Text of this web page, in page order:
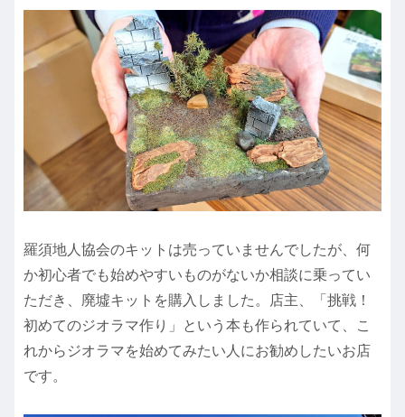
羅須地人協会のキットは売っていませんでしたが、何
か初心者でも始めやすいものがないか相談に乗ってい
ただき、廃墟キットを購入しました。店主、「挑戦！
初めてのジオラマ作り」という本も作られていて、こ
れからジオラマを始めてみたい人にお勧めしたいお店
です。